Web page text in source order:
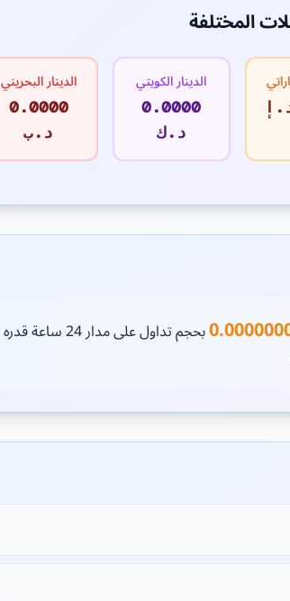
المختلفة
الدينار الكويتي
0.0000
د.ك
الدينار البحريني
0.0000
د.ب
بحجم تداول على مدار 24 ساعة قدره